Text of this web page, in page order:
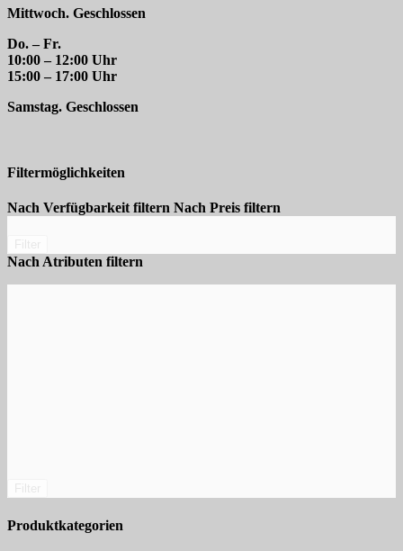
Mittwoch. Geschlossen
Do. – Fr.
10:00 – 12:00 Uhr
15:00 – 17:00 Uhr
Samstag. Geschlossen
Filtermöglichkeiten
Nach Verfügbarkeit filtern Nach Preis filtern
Nach Atributen filtern
Produktkategorien